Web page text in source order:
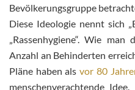
Bevölkerungsgruppe
Diese Ideologie nennt sich
„Rassenhygiene“. Wie
Anzahl an Behinderten
Pläne haben alsvor 80
menschenverachtende